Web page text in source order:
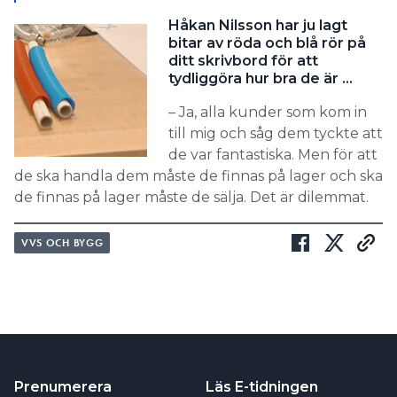
Håkan Nilsson har ju lagt
bitar av röda och blå rör på
ditt skrivbord för att
tydliggöra hur bra de är …
– Ja, alla kunder som kom in
till mig och såg dem tyckte att
de var fantastiska. Men för att
de ska handla dem måste de finnas på lager och ska
de finnas på lager måste de sälja. Det är dilemmat.
VVS OCH BYGG
Prenumerera Läs E-tidningen